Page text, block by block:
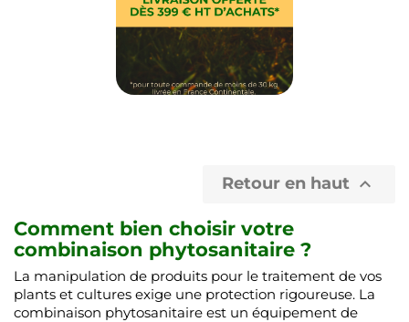
Retour en haut 
Comment bien choisir votre
combinaison phytosanitaire ?
La manipulation de produits pour le traitement de vos
plants et cultures exige une protection rigoureuse. La
combinaison phytosanitaire est un équipement de